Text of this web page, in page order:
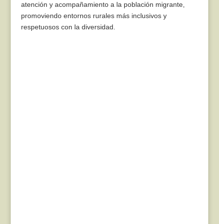
atención y acompañamiento a la población migrante,
promoviendo entornos rurales más inclusivos y
respetuosos con la diversidad.